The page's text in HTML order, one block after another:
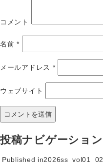
コメント
名前*
メールアドレス *
ウェブサイト
投稿ナビゲーション
Published in2026ss_vol01_02